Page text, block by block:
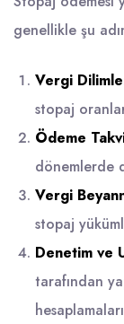
genellikle şu
Vergi
stopaj
Ödeme
dönemlerde
Vergi
stopaj
Denetim ve
tarafından